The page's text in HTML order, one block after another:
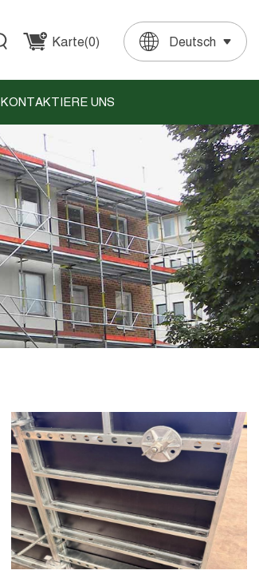
Karte(0) Deutsch
English
Français
Deutsch
Español
Português
KONTAKTIERE UNS